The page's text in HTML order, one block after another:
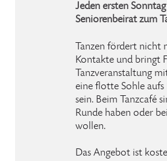
Jeden ersten
Seniorenbeirat zum
Tanzen fördert nicht
Kontakte und bringt
Tanzveranstaltung
eine flotte Sohle aufs
sein. Beim Tanzcafé
Runde haben oder
wollen.
Das Angebot ist